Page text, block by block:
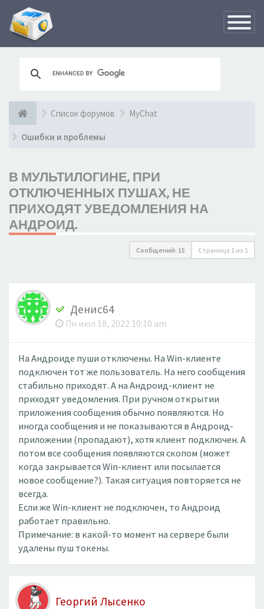
Список форумов MyChat
Ошибки и проблемы
В МУЛЬТИЛОГИНЕ, ПРИ
ОТКЛЮЧЕННЫХ ПУШАХ, НЕ
ПРИХОДЯТ УВЕДОМЛЕНИЯ НА
АНДРОИД.
Сообщений: 15 Страница 1 из 1
Денис64
Пн июл 18, 2022 10:10 am
На Андроиде пуши отключены. На Win-клиенте
подключен тот же пользователь. На него сообщения
стабильно приходят. А на Андроид-клиент не
приходят уведомления. При ручном открытии
приложения сообщения обычно появляются. Но
иногда сообщения и не показываются в Андроид-
приложении (пропадают), хотя клиент подключен. А
потом все сообщения появляются скопом (может
когда закрывается Win-клиент или посылается
новое сообщение?). Такая ситуация повторяется не
всегда.
Если же Win-клиент не подключен, то Андроид
работает правильно.
Примечание: в какой-то момент на сервере были
удалены пуш токены.
Георгий Лысенко